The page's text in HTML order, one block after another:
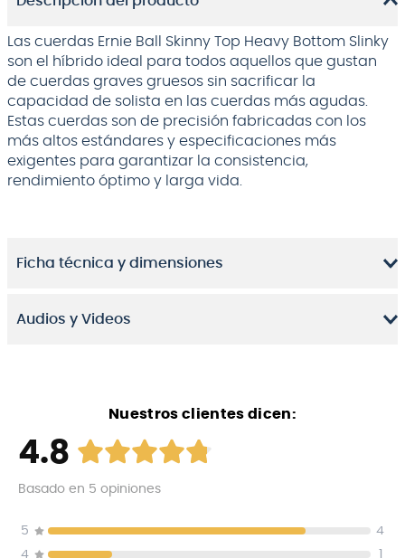
Las cuerdas Ernie Ball Skinny Top Heavy Bottom Slinky
son el híbrido ideal para todos aquellos que gustan
de cuerdas graves gruesos sin sacrificar la
capacidad de solista en las cuerdas más agudas.
Estas cuerdas son de precisión fabricadas con los
más altos estándares y especificaciones más
exigentes para garantizar la consistencia,
rendimiento óptimo y larga vida.
Ficha técnica y dimensiones
Audios y Videos
Nuestros clientes dicen:
4.8
Basado en 5 opiniones
5
4
4